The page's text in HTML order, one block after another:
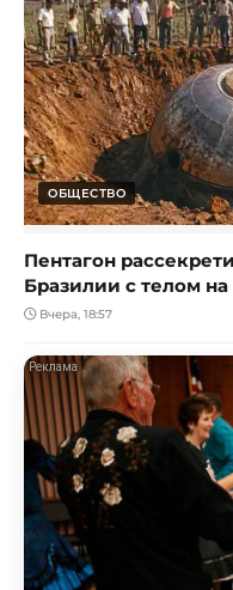
ОБЩЕСТВО
Пентагон
Бразилии с телом на
Вчера, 18:57